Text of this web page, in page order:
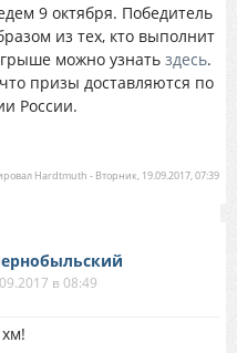
9 октября. Победитель
из тех, кто выполнит
можно узнать здесь.
призы доставляются по
России.
Hardtmuth - Вторник, 19.09.2017, 07:39
в 08:49
хм!